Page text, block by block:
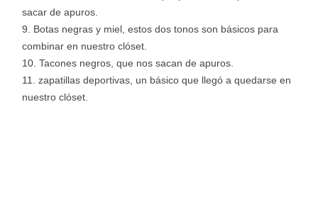
sacar de apuros.
Botas negras y miel, estos dos tonos son básicos para
combinar en nuestro clóset.
Tacones negros, que nos sacan de apuros.
zapatillas deportivas, un básico que llegó a quedarse en
nuestro clóset.